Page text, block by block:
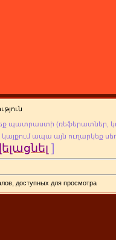
պատրաստի (ռեֆերատներ,
ապա այն ուղարկեք
]
доступных для просмотра